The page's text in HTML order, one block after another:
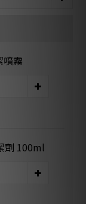
噴霧
劑 100ml